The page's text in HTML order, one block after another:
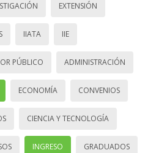
EXTENSIÓN
IIATA IIE
PÚBLICO ADMINISTRACIÓN
ECONOMÍA CONVENIOS
CIENCIA Y TECNOLOGÍA
INGRESO GRADUADOS